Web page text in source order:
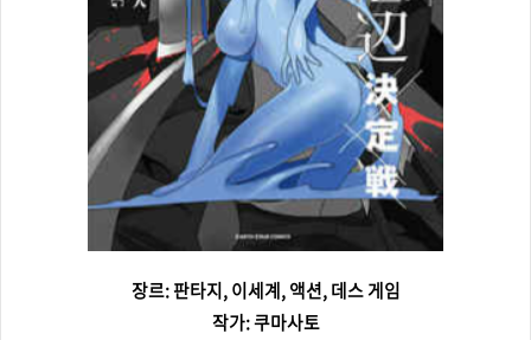
장르: 판타지, 이세계, 액션, 데스 게임
작가: 쿠마사토